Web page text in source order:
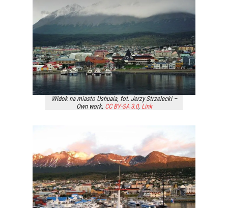
Widok na miasto Ushuaia, fot. Jerzy Strzelecki –
Own work, CC BY-SA 3.0, Link